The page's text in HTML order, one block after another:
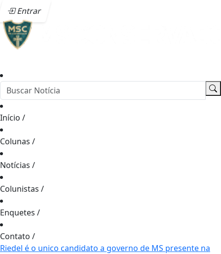
Entrar
Início /
Colunas /
Notícias /
Colunistas /
Enquetes /
Contato /
Riedel é o unico candidato a governo de MS presente na